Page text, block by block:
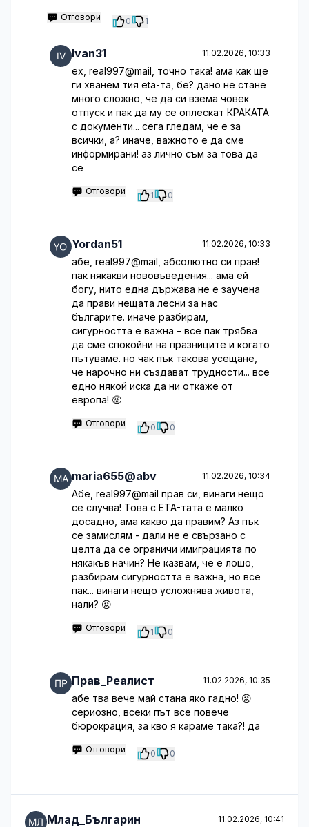
Отговори 0 1
Ivan31 11.02.2026, 10:33
ех, real997@mail, точно така! ама как ще
ги хванем тия eta-та, бе? дано не стане
много сложно, че да си взема човек
отпуск и пак да му се оплескат КРАКАТА
с документи... сега гледам, че е за
всички, а? иначе, важното е да сме
информирани! аз лично съм за това да
се
Отговори 1 0
Yordan51 11.02.2026, 10:33
абе, real997@mail, абсолютно си прав!
пак някакви нововъведения... ама ей
богу, нито една държава не е заучена
да прави нещата лесни за нас
българите. иначе разбирам,
сигурността е важна – все пак трябва
да сме спокойни на празниците и когато
пътуваме. но чак пък такова усещане,
че нарочно ни създават трудности... все
едно някой иска да ни откаже от
европа! 🤬
Отговори 0 0
maria655@abv 11.02.2026, 10:34
Абе, real997@mail прав си, винаги нещо
се случва! Това с ETA-тата е малко
досадно, ама какво да правим? Аз пък
се замислям - дали не е свързано с
целта да се ограничи имиграцията по
някакъв начин? Не казвам, че е лошо,
разбирам сигурността е важна, но все
пак... винаги нещо усложнява живота,
нали? 😡
Отговори 1 0
Прав_Реалист 11.02.2026, 10:35
абе тва вече май стана яко гадно! 😡
сериозно, всеки път все повече
бюрокрация, за кво я караме така?! да
Отговори 0 0
Млад_Българин 11.02.2026, 10:41